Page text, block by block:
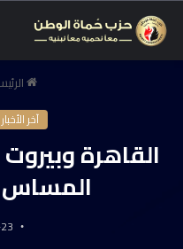
آخر الأخبار
القاهرة
المساس